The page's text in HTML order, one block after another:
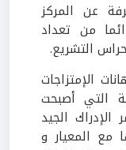
عن المركز
من تعداد
التشريع.
الإمتزاجات
التي أصبحت
الإدراك الجيد
مع المعيار و